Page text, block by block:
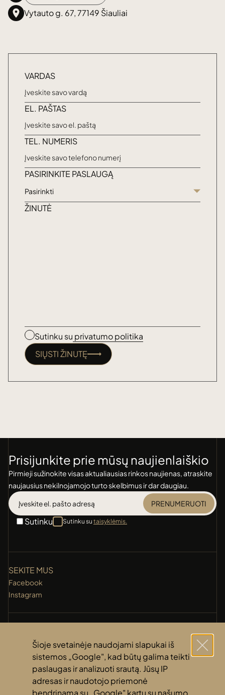
Šioje svetainėje naudojami slapukai iš
sistemos „Google", kad būtų galima teikti
paslaugas ir analizuoti srautą. Jūsų IP
adresas ir naudotojo priemonė
bendrinama su „Google" kartu su našumo
Vytauto g. 67, 77149 Šiauliai
VARDAS
EL. PAŠTAS
TEL. NUMERIS
PASIRINKITE PASLAUGĄ
Pasirinkti
ŽINUTĖ
Sutinku su privatumo politika
SIŲSTI ŽINUTĘ
Prisijunkite prie mūsų naujienlaiškio
Pirmieji sužinokite visas aktualiausias rinkos naujienas, atraskite
naujausius nekilnojamojo turto skelbimus ir dar daugiau.
PRENUMERUOTI
Sutinku Sutinku su taisyklėmis.
SEKITE MUS
Facebook
Instagram
+370 (631) 14 118
info@amberti.lt
NUORODOS